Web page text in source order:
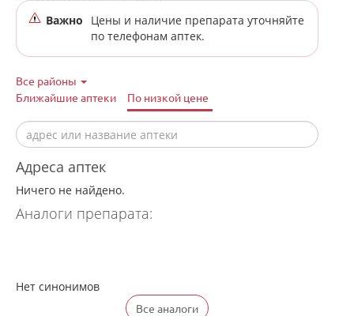
Важно
Цены и наличие препарата уточняйте
по телефонам аптек.
Все районы
Ближайшие аптеки
По низкой цене
Адреса аптек
Ничего не найдено.
Аналоги препарата:
Нет синонимов
Все аналоги